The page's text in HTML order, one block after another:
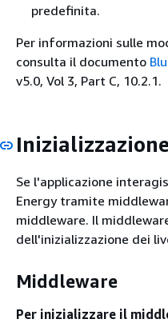
predefinita.
Per informazioni sulle
consulta il documento
v5.0, Vol 3, Part C, 10.2.1.
Inizializzazione
Se l'applicazione
Energy tramite
middleware. Il
dell'inizializzazione dei
Middleware
Per inizializzare il